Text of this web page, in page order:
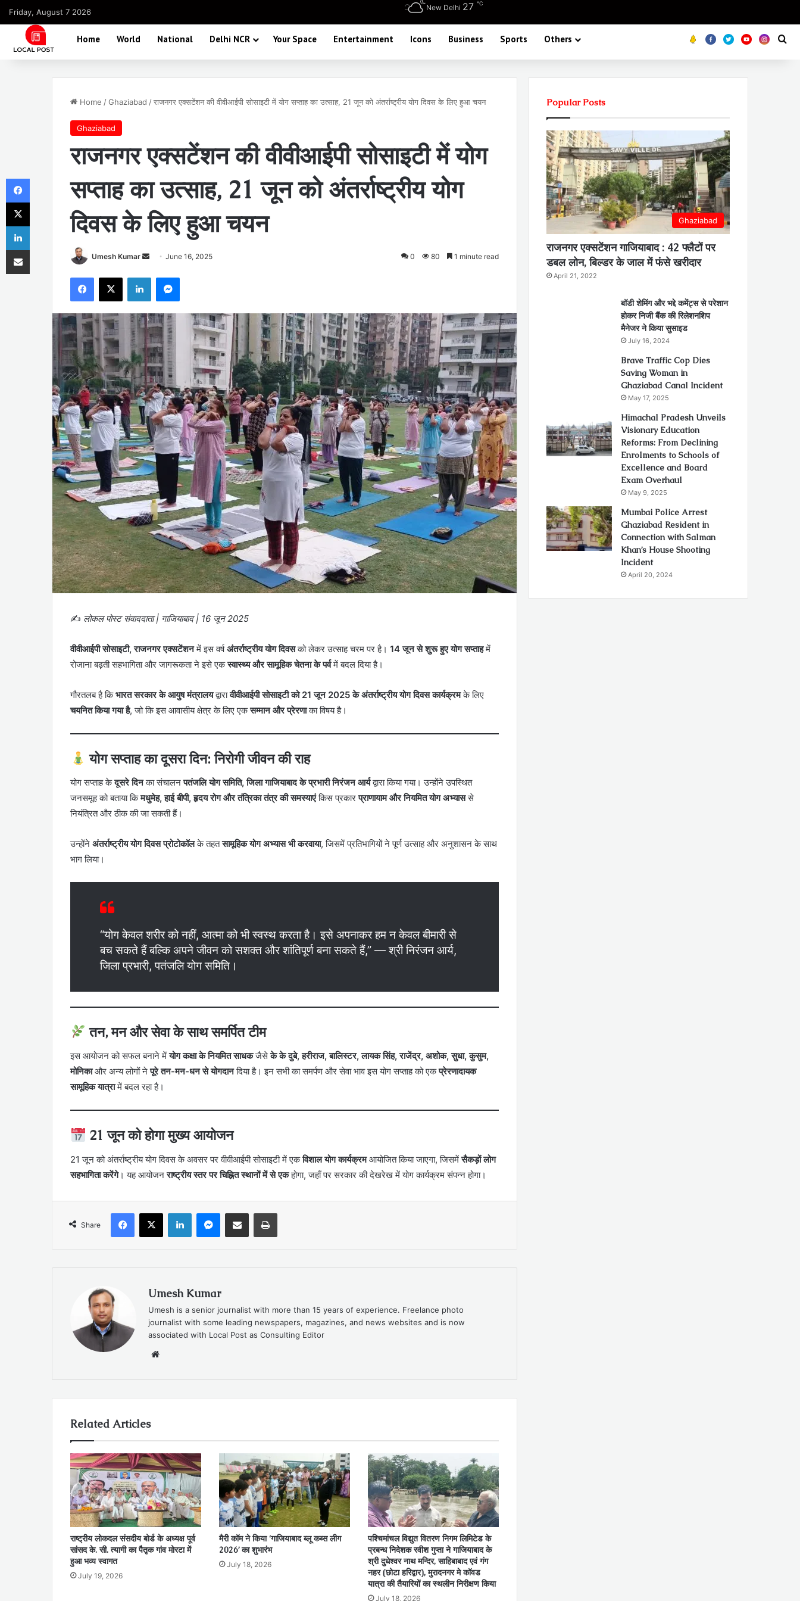
Friday, August 7 2026 New Delhi 27 ℃
Home World National Delhi NCR Your Space Entertainment Icons Business Sports Others Koo FB TwitterYoutube
Home /Ghaziabad /राजनगर एक्सटेंशन की वीवीआईपी सोसाइटी में योग सप्ताह का उत्साह, 21 जून को अंतर्राष्ट्रीय योग दिवस के लिए हुआ चयन
Ghaziabad
राजनगर एक्सटेंशन की वीवीआईपी सोसाइटी में योग
सप्ताह का उत्साह, 21 जून को अंतर्राष्ट्रीय योग
दिवस के लिए हुआ चयन
Umesh Kumar
Send
email
June 16, 2025 0 80 1 minute read
Facebook
X LinkedInMessenger
✍️ लोकल पोस्ट संवाददाता | गाजियाबाद | 16 जून 2025
वीवीआईपी सोसाइटी, राजनगर एक्सटेंशनमें इस वर्षअंतर्राष्ट्रीय योग दिवसको लेकर उत्साह चरम पर है। 14 जून से शुरू हुए योग सप्ताहमें
रोजाना बढ़ती सहभागिता और जागरूकता ने इसे एकस्वास्थ्य और सामूहिक चेतना के पर्वमें बदल दिया है।
गौरतलब है किभारत सरकार के आयुष मंत्रालयद्वारावीवीआईपी सोसाइटी को 21 जून 2025 के अंतर्राष्ट्रीय योग दिवस कार्यक्रमके लिए
चयनित किया गया है, जो कि इस आवासीय क्षेत्र के लिए एकसम्मान और प्रेरणाका विषय है।
योग सप्ताह का दूसरा दिन: निरोगी जीवन की राह
योग सप्ताह केदूसरे दिनका संचालनपतंजलि योग समिति, जिला गाजियाबाद के प्रभारी निरंजन आर्यद्वारा किया गया। उन्होंने उपस्थित
जनसमूह को बताया किमधुमेह, हाई बीपी, हृदय रोग और तंत्रिका तंत्र की समस्याएंकिस प्रकारप्राणायाम और नियमित योग अभ्याससे
नियंत्रित और ठीक की जा सकती हैं।
उन्होंने अंतर्राष्ट्रीय योग दिवस प्रोटोकॉलके तहतसामूहिक योग अभ्यास भी करवाया, जिसमें प्रतिभागियों ने पूर्ण उत्साह और अनुशासन के साथ
भाग लिया।
“योग केवल शरीर को नहीं, आत्मा को भी स्वस्थ करता है। इसे अपनाकर हम न केवल बीमारी से
बच सकते हैं बल्कि अपने जीवन को सशक्त और शांतिपूर्ण बना सकते हैं,” — श्री निरंजन आर्य,
जिला प्रभारी, पतंजलि योग समिति।
तन, मन और सेवा के साथ समर्पित टीम
इस आयोजन को सफल बनाने मेंयोग कक्षा के नियमित साधकजैसेके के दुबे, हरीराज, बालिस्टर, लायक सिंह, राजेंद्र, अशोक, सुधा, कुसुम,
मोनिकाऔर अन्य लोगों नेपूरे तन-मन-धन से योगदानदिया है। इन सभी का समर्पण और सेवा भाव इस योग सप्ताह को एकप्रेरणादायक
सामूहिक यात्रामें बदल रहा है।
21 जून को होगा मुख्य आयोजन
21 जून को अंतर्राष्ट्रीय योग दिवस के अवसर पर वीवीआईपी सोसाइटी में एकविशाल योग कार्यक्रमआयोजित किया जाएगा, जिसमेंसैकड़ों लोग
सहभागिता करेंगे। यह आयोजनराष्ट्रीय स्तर पर चिह्नित स्थानों में से एकहोगा, जहाँ पर सरकार की देखरेख में योग कार्यक्रम संपन्न होगा।
Share
Facebook
X LinkedInMessenger
Share via Email Print
Umesh Kumar
Umesh is a senior journalist with more than 15 years of experience. Freelance photo
journalist with some leading newspapers, magazines, and news websites and is now
associated with Local Post as Consulting Editor
Related Articles
राष्ट्रीय लोकदल संसदीय बोर्ड के अध्यक्ष पूर्व
सांसद के. सी. त्यागी का पैतृक गांव मोरटा में
हुआ भव्य स्वागत
July 19, 2026
मैरी कॉम ने किया ‘गाजियाबाद ब्लू कब्स लीग
2026’ का शुभारंभ
July 18, 2026
पश्चिमांचल विद्युत वितरण निगम लिमिटेड के
प्रबन्ध निदेशक रवीश गुप्ता ने गाजियाबाद के
श्री दुधेश्वर नाथ मन्दिर, साहिबाबाद एवं गंग
नहर (छोटा हरिद्वार), मुरादनगर मे कॉवड
यात्रा की तैयारियों का स्थलीन निरीक्षण किया
July 18, 2026
Popular Posts
Ghaziabad
राजनगर एक्सटेंशन गाजियाबाद : 42 फ्लैटों पर
डबल लोन, बिल्डर के जाल में फंसे खरीदार
April 21, 2022
बॉडी शेमिंग और भद्दे कमेंट्स से परेशान
होकर निजी बैंक की रिलेशनशिप
मैनेजर ने किया सुसाइड
July 16, 2024
Brave Traffic Cop Dies
Saving Woman in
Ghaziabad Canal Incident
May 17, 2025
Himachal Pradesh Unveils
Visionary Education
Reforms: From Declining
Enrolments to Schools of
Excellence and Board
Exam Overhaul
May 9, 2025
Mumbai Police Arrest
Ghaziabad Resident in
Connection with Salman
Khan’s House Shooting
Incident
April 20, 2024
Facebook
X
LinkedIn
Share via Email